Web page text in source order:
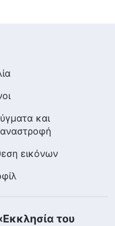
και
εικόνων
του